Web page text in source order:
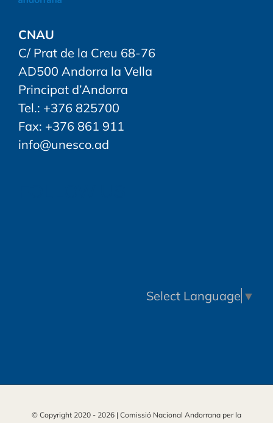
CNAU
C/ Prat de la Creu 68-76
AD500 Andorra la Vella
Principat d’Andorra
Tel.: +376 825700
Fax: +376 861 911
info@unesco.ad
Select Language ▼
© Copyright 2020 - 2026 | Comissió Nacional Andorrana per la